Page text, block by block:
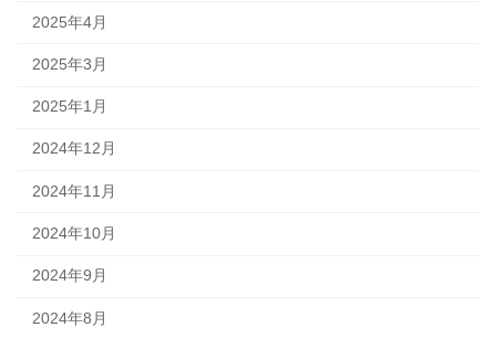
2025年4月
2025年3月
2025年1月
2024年12月
2024年11月
2024年10月
2024年9月
2024年8月